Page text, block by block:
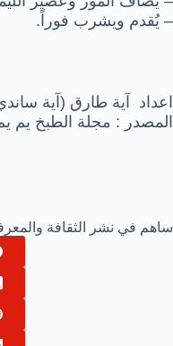
– يُقدم ويشرب فوراً.
اعداد آية طارق (آية
المصدر : مجلة الطبخ يم
ساهم في نشر الثقافة